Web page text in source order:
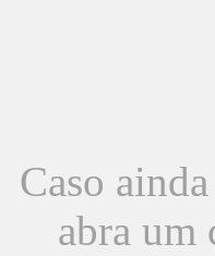
Caso
abra um